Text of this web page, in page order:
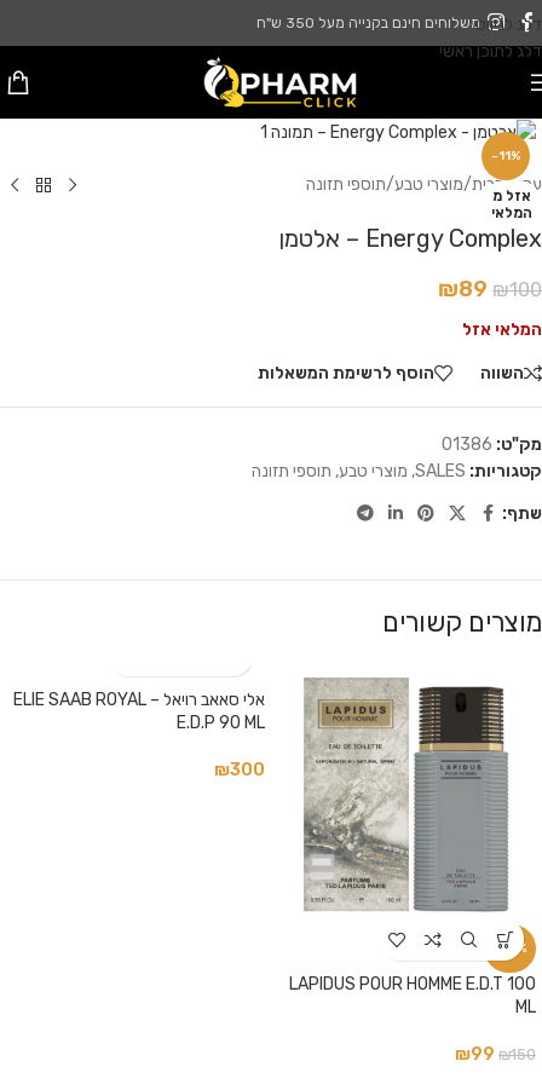
דלג לניווט
דלג לתוכן ראשי
משלוחים חינם בקנייה מעל 350 ש"ח
-11%
אזל מ
המלאי
עמוד הבית/מוצרי טבע/תוספי תזונה
Energy Complex – אלטמן
₪100
₪89
המלאי אזל
השווה הוסף לרשימת המשאלות
מק"ט: 01386
קטגוריות: SALES
, מוצרי טבע, תוספי תזונה
שתף:
מוצרים קשורים
-34%
LAPIDUS POUR HOMME E.D.T 100
ML
₪150
₪99
אלי סאאב רויאל – ELIE SAAB ROYAL
E.D.P 90 ML
₪300